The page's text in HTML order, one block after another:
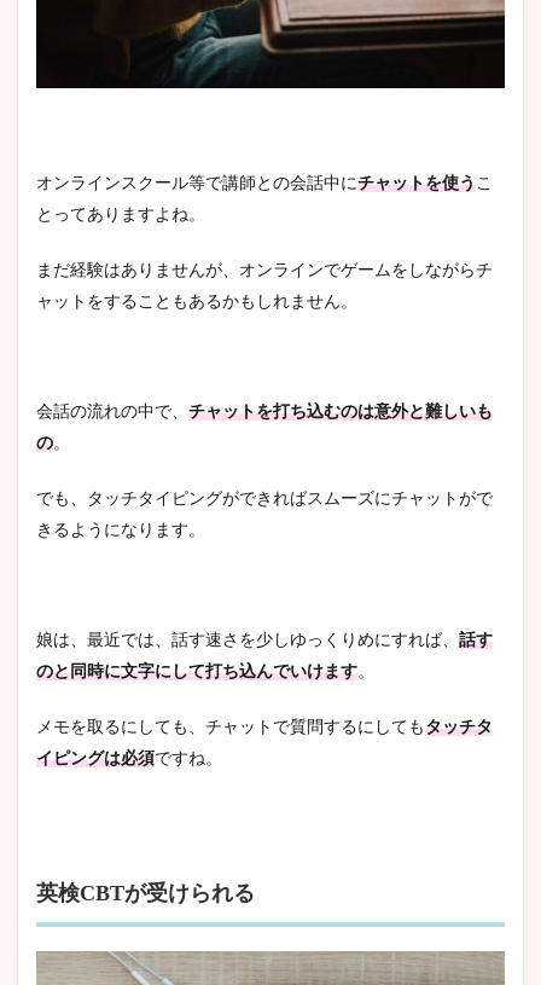
オンラインスクール等で講師との会話中にチャットを使うこ
とってありますよね。
まだ経験はありませんが、オンラインでゲームをしながらチ
ャットをすることもあるかもしれません。
会話の流れの中で、 チャットを打ち込むのは意外と難しいも
の。
でも、タッチタイピングができればスムーズにチャットがで
きるようになります。
娘は、最近では、話す速さを少しゆっくりめにすれば、 話す
のと同時に文字にして打ち込んでいけます。
メモを取るにしても、チャットで質問するにしてもタッチタ
イピングは必須ですね。
英検CBTが受けられる